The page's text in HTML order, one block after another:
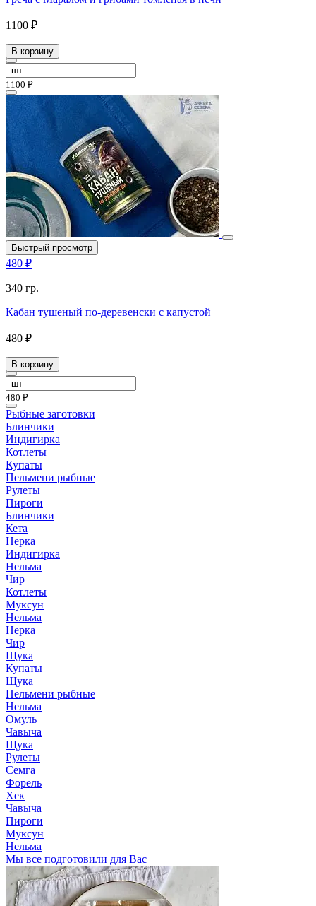
1100 ₽
В корзину
1100 ₽
Быстрый просмотр
480 ₽
340 гр.
Кабан тушеный по-деревенски с капустой
480 ₽
В корзину
480 ₽
Рыбные заготовки
Блинчики
Индигирка
Котлеты
Купаты
Пельмени рыбные
Рулеты
Пироги
Блинчики
Кета
Нерка
Индигирка
Нельма
Чир
Котлеты
Муксун
Нельма
Нерка
Чир
Щука
Купаты
Щука
Пельмени рыбные
Нельма
Омуль
Чавыча
Щука
Рулеты
Семга
Форель
Хек
Чавыча
Пироги
Муксун
Нельма
Мы все подготовили для Вас